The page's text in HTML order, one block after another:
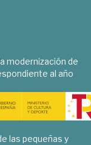
modernización de
al año
las pequeñas y